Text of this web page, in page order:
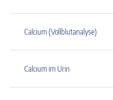
Calcium (Vollblutanalyse)
Calcium im Urin